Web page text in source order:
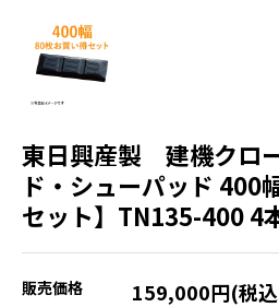
東日興産製 建機クロ
ド・シューパッド 400
セット】TN135-400 4
販売価格 159,000円(税